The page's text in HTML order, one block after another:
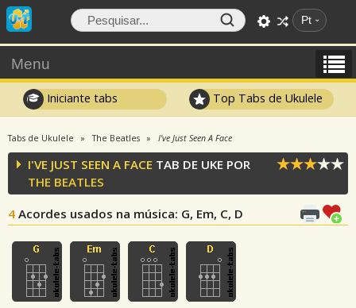
Pt
Menu
Iniciante tabs Top Tabs de Ukulele
Tabs de Ukulele The Beatles I've Just Seen A Face
I'VE JUST SEEN A FACE TAB DE UKE POR
THE BEATLES
4 Acordes usados na música: G, Em, C, D